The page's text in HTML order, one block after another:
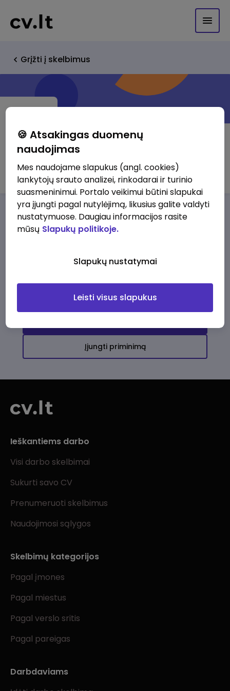
Grįžti į skelbimus
UAB "Orem"
Darbo pasiūlymaiApie musPrivalumai
darbo pasiūlymų
Įjungti priminimą
Ieškantiems darbo
Visi darbo skelbimai
Sukurti savo CV
Prenumeruoti skelbimus
Naudojimosi sąlygos
Skelbimų kategorijos
Pagal įmones
Pagal miestus
Pagal verslo sritis
Pagal pareigas
Darbdaviams
🍪 Atsakingas duomenų
naudojimas
Mes naudojame slapukus (angl. cookies)
lankytojų srauto analizei, rinkodarai ir turinio
suasmeninimui. Portalo veikimui būtini slapukai
yra įjungti pagal nutylėjimą, likusius galite valdyti
nustatymuose. Daugiau informacijos rasite
mūsų Slapukų politikoje.
Slapukų nustatymai
Leisti visus slapukus